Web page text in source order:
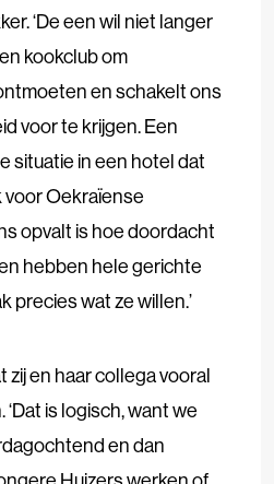
‘De een wil niet langer
kookclub om
en schakelt ons
voor te krijgen. Een
situatie in een hotel dat
Oekraïense
opvalt is hoe doordacht
hebben hele gerichte
precies wat ze willen.’
zij en haar collega vooral
is logisch, want we
en dan